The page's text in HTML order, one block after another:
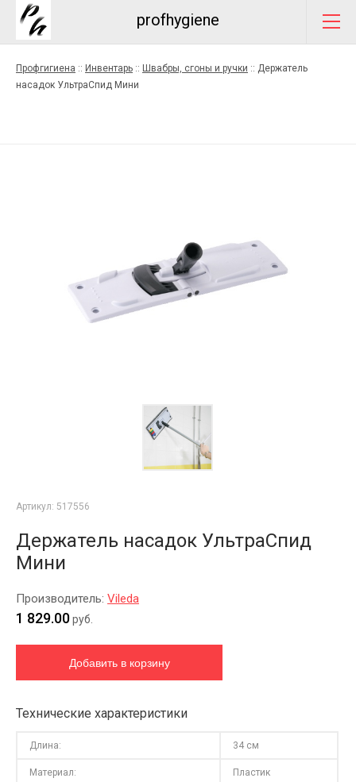
profhygiene
Профгигиена :: Инвентарь :: Швабры, сгоны и ручки :: Держатель
насадок УльтраСпид Мини
Артикул: 517556
Держатель насадок УльтраСпид
Мини
Производитель: Vileda
1 829.00руб.
Технические характеристики
Длина: 34 см
Материал: Пластик